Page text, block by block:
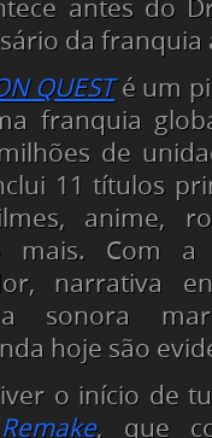
antes do
da franquia
QUESTé um
franquia
de
11 títulos
anime,
mais. Com a
narrativa
sonora
hoje são
o início de
, que